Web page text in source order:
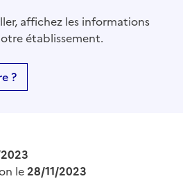
affichez les informations
établissement.
?
le28/11/2023